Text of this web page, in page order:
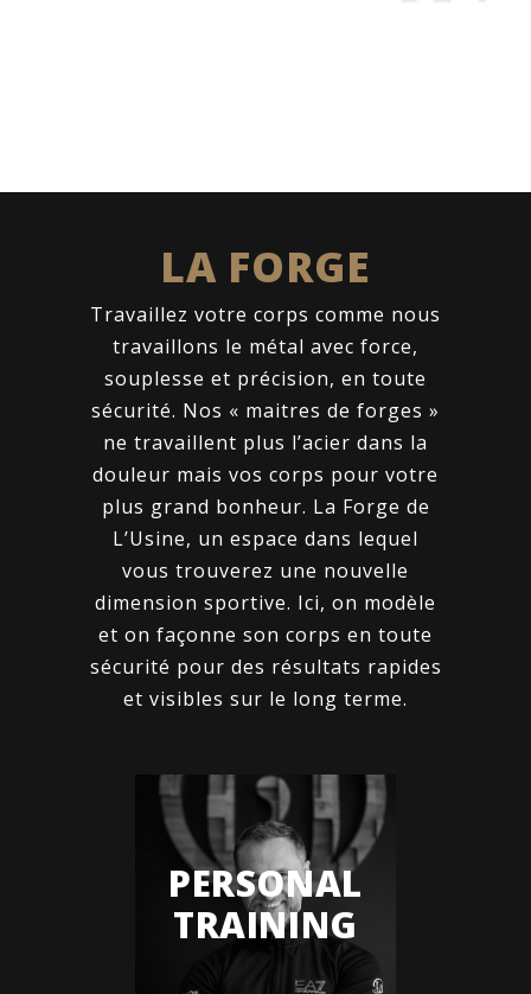
LA FORGE
Travaillez votre corps comme nous
travaillons le métal avec force,
souplesse et précision, en toute
sécurité. Nos « maitres de forges »
ne travaillent plus l’acier dans la
douleur mais vos corps pour votre
plus grand bonheur. La Forge de
L’Usine, un espace dans lequel
vous trouverez une nouvelle
dimension sportive. Ici, on modèle
et on façonne son corps en toute
sécurité pour des résultats rapides
et visibles sur le long terme.
PERSONAL
TRAINING